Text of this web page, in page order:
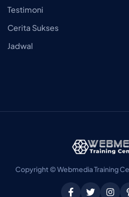
Testimoni
Cerita Sukses
Jadwal
Copyright © Webmedia Training